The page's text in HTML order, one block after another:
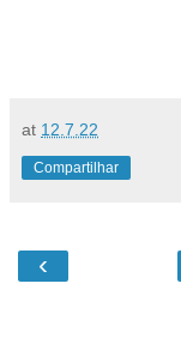
at 12.7.22
Compartilhar
‹